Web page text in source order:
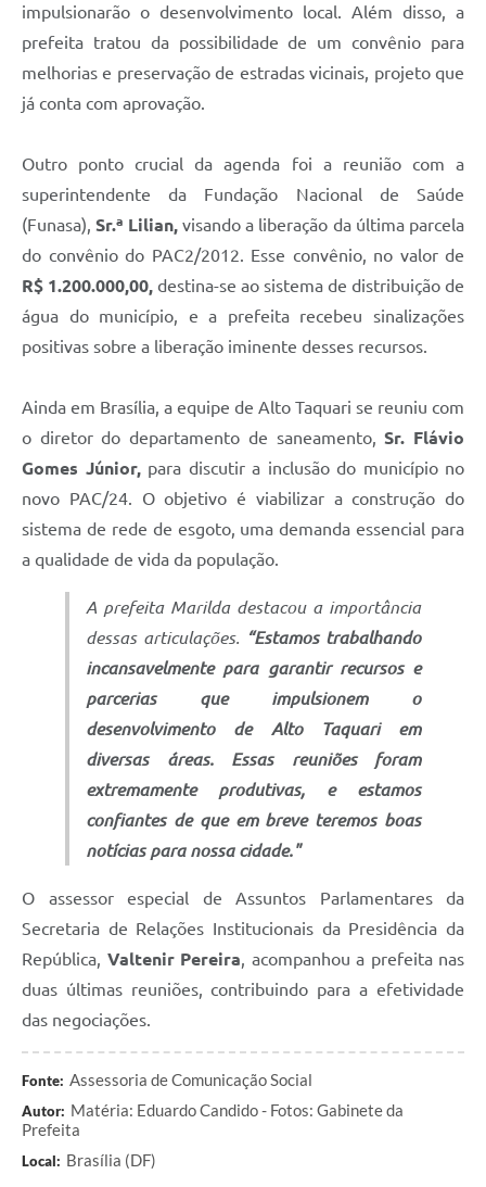
impulsionarão o desenvolvimento local. Além disso, a
prefeita tratou da possibilidade de um convênio para
melhorias e preservação de estradas vicinais, projeto que
já conta com aprovação.
Outro ponto crucial da agenda foi a reunião com a
superintendente da Fundação Nacional de Saúde
(Funasa),Sr.ª Lilian, visando a liberação da última parcela
do convênio do PAC2/2012. Esse convênio, no valor de
R$ 1.200.000,00, destina-se ao sistema de distribuição de
água do município, e a prefeita recebeu sinalizações
positivas sobre a liberação iminente desses recursos.
Ainda em Brasília, a equipe de Alto Taquari se reuniu com
o diretor do departamento de saneamento,Sr. Flávio
Gomes Júnior, para discutir a inclusão do município no
novo PAC/24. O objetivo é viabilizar a construção do
sistema de rede de esgoto, uma demanda essencial para
a qualidade de vida da população.
A prefeita Marilda destacou a importância
dessas articulações.
“Estamos trabalhando
incansavelmente para garantir recursos e
parcerias que impulsionem o
desenvolvimento de Alto Taquari em
diversas áreas. Essas reuniões foram
extremamente produtivas, e estamos
confiantes de que em breve teremos boas
notícias para nossa cidade."
O assessor especial de Assuntos Parlamentares da
Secretaria de Relações Institucionais da Presidência da
República, Valtenir Pereira , acompanhou a prefeita nas
duas últimas reuniões, contribuindo para a efetividade
das negociações.
Fonte: Assessoria de Comunicação Social
Autor: Matéria: Eduardo Candido - Fotos: Gabinete da
Prefeita
Local: Brasília (DF)